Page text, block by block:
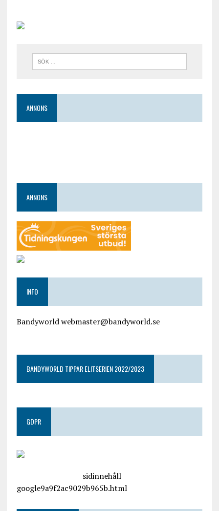
ANNONS
ANNONS
INFO
Bandyworld webmaster@bandyworld.se
BANDYWORLD TIPPAR ELITSERIEN 2022/2023
GDPR
sidinnehåll
google9a9f2ac9029b965b.html